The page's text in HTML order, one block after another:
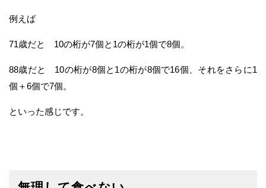
例えば
71歳だと 10の桁が7個と1の桁が1個で8個。
88歳だと 10の桁が8個と1の桁が8個で16個、それをさらに1
個＋6個で7個。
といった感じです。